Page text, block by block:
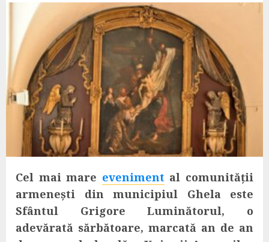
Cel mai mare eveniment al comunității
armenești din municipiul Ghela este
Sfântul Grigore Luminătorul, o
adevărată sărbătoare, marcată an de an